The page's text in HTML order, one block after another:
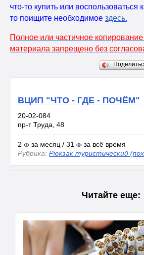
что-то купить или воспользоваться
то поищите необходимое здесь.
Полное или частичное
материала запрещено без
ВЦИП "ЧТО - ГДЕ - ПОЧЁМ"
20-02-084
пр-т Труда, 48
2 за месяц / 31
за всё время
Рубрика: Рюкзак туристический
Читайте еще: